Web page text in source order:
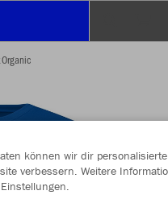
Organic
können wir dir personalisierte
verbessern. Weitere